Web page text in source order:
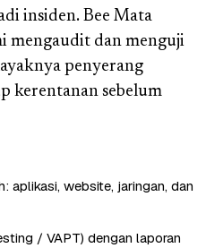
insiden. Bee Mata
mengaudit dan menguji
penyerang
kerentanan sebelum
aplikasi, website, jaringan, dan
/ VAPT) dengan laporan